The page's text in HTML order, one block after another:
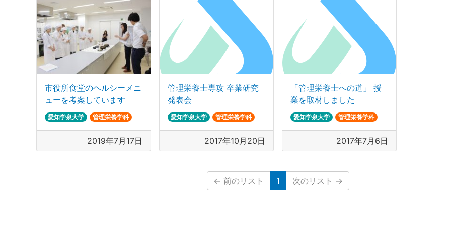
市役所食堂のヘルシーメニ
ューを考案しています
愛知学泉大学 管理栄養学科
2019年7月17日
管理栄養士専攻 卒業研究
発表会
愛知学泉大学 管理栄養学科
2017年10月20日
「管理栄養士への道」 授
業を取材しました
愛知学泉大学 管理栄養学科
2017年7月6日
← 前のリスト 1(現在のリスト)
次のリスト →